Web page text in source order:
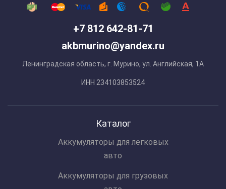
+7 812 642-81-71
akbmurino@yandex.ru
Ленинградская область, г. Мурино, ул. Английская, 1А
ИНН 234103853524
Каталог
Аккумуляторы для легковых
авто
Аккумуляторы для грузовых